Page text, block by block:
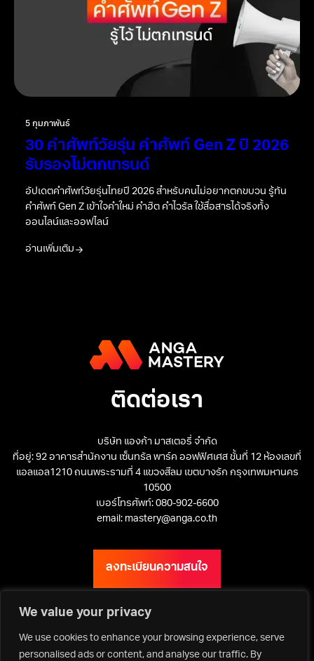
We value your privacy
We use cookies to enhance your browsing experience, serve
personalised ads or content, and analyse our traffic. By
5 กุมภาพันธ์
30 คำศัพท์วัยรุ่น คำศัพท์ Gen Z ปี 2026
รับรองไม่ตกเทรนด์
อัปเดตคำศัพท์วัยรุ่นไทยปี 2026 สำหรับคนไม่อยากตกขบวน รู้ทัน
คำศัพท์ Gen Z เข้าใจคำใหม่ คำฮิต คำไวรัล ใช้สื่อสารได้จริงทั้ง
ออนไลน์และออฟไลน์
อ่านเพิ่มเติม
ติดต่อเรา
บริษัท แองก้า มาสเตอรี่ จำกัด
ที่อยู่: 92 อาคารสำนักงาน เซ็นทรัล พาร์ค ออฟฟิศเศส ชั้นที่ 12 ห้องเลขที่
แอลแอล1210 ถนนพระรามที่ 4 แขวงสีลม เขตบางรัก กรุงเทพมหานคร
10500
เบอร์โทรศัพท์: 080-902-6600
email: mastery@anga.co.th
ลงทะเบียนความสนใจ